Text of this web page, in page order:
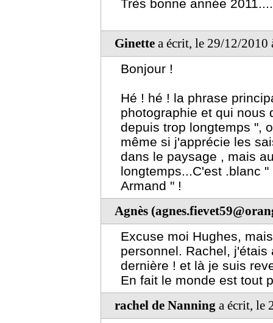
Très bonne année 2011....
Ginette a écrit, le 29/12/2010
Bonjour !
Hé ! hé ! la phrase
photographie et qui nous
depuis trop longtemps ",
même si j'apprécie les
dans le paysage , mais
longtemps...C'est .blanc
Armand " !
Agnès
Excuse moi Hughes,
personnel. Rachel,
dernière ! et là je suis
En fait le monde est tout
rachel de Nanning a écrit, le